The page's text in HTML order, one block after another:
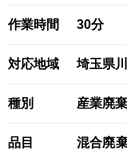
作業時間 30分
対応地域 埼玉県
種別 産業廃
品目
混合廃